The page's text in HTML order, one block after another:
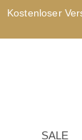
Kostenloser
SALE